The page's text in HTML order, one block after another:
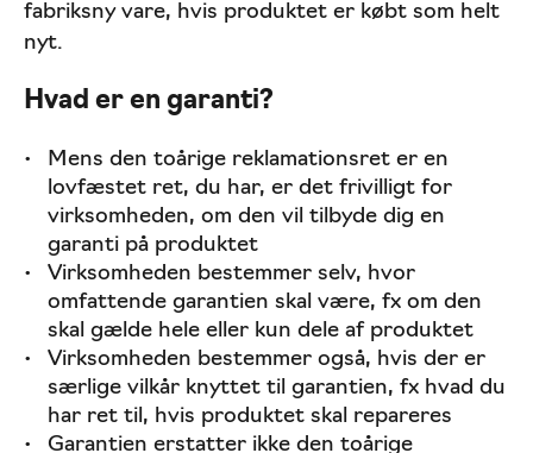
fabriksny vare, hvis produktet er købt som helt
nyt.
Hvad er en garanti?
Mens den toårige reklamationsret er en
lovfæstet ret, du har, er det frivilligt for
virksomheden, om den vil tilbyde dig en
garanti på produktet
Virksomheden bestemmer selv, hvor
omfattende garantien skal være, fx om den
skal gælde hele eller kun dele af produktet
Virksomheden bestemmer også, hvis der er
særlige vilkår knyttet til garantien, fx hvad du
har ret til, hvis produktet skal repareres
Garantien erstatter ikke den toårige